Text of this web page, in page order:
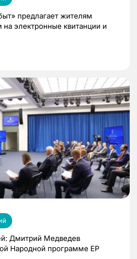
предлагает жителям
на электронные квитанции и
Дмитрий Медведев
Народной программе ЕР